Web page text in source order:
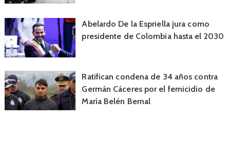
Abelardo De la Espriella jura como
presidente de Colombia hasta el 2030
Ratifican condena de 34 años contra
Germán Cáceres por el femicidio de
María Belén Bernal